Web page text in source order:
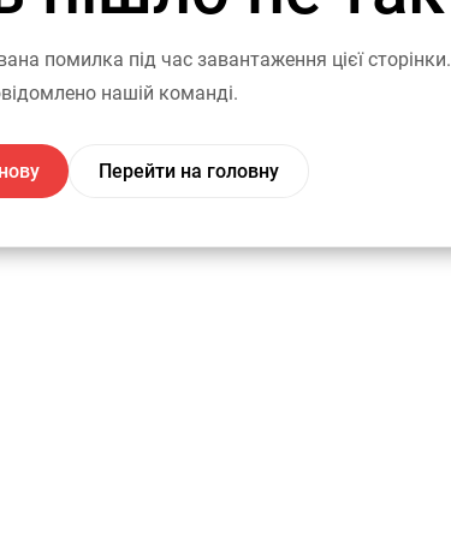
помилка під час завантаження цієї сторінки.
нашій команді.
Перейти на головну